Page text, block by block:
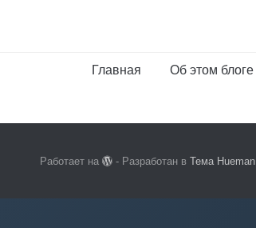
Главная Об этом блоге
Работает на - Разработан вТема Hueman